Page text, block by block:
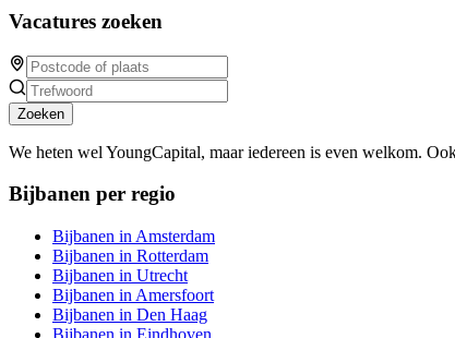
Vacatures zoeken
Zoeken
We heten wel YoungCapital, maar iedereen is even welkom.
Bijbanen per regio
Bijbanen in Amsterdam
Bijbanen in Rotterdam
Bijbanen in Utrecht
Bijbanen in Amersfoort
Bijbanen in Den Haag